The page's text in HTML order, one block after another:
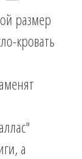
размер
кровать
а